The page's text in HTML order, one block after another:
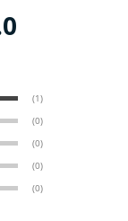
(1)
(0)
(0)
(0)
(0)